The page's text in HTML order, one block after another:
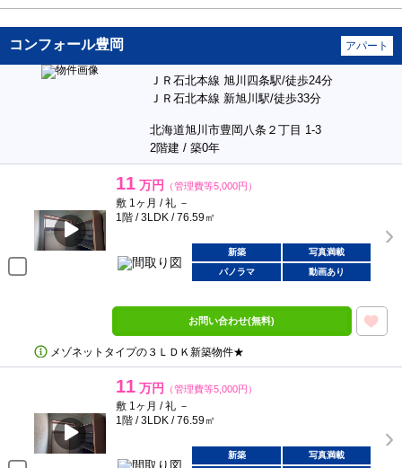
コンフォール豊岡 アパート
ＪＲ石北本線 旭川四条駅/徒歩24分
ＪＲ石北本線 新旭川駅/徒歩33分
北海道旭川市豊岡八条２丁目 1-3
2階建 / 築0年
11 万円 （管理費等5,000円）
敷 1ヶ月 / 礼 －
1階 / 3LDK / 76.59㎡
新築
写真満載
パノラマ
動画あり
お問い合わせ(無料)
メゾネットタイプの３ＬＤＫ新築物件★
11 万円 （管理費等5,000円）
敷 1ヶ月 / 礼 －
1階 / 3LDK / 76.59㎡
新築
写真満載